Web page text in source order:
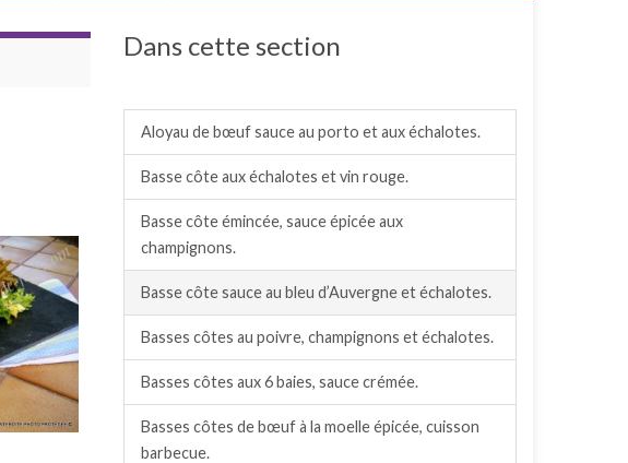
Dans cette section
Aloyau de bœuf sauce au porto et aux échalotes.
Basse côte aux échalotes et vin rouge.
Basse côte émincée, sauce épicée aux
champignons.
Basse côte sauce au bleu d’Auvergne et échalotes.
Basses côtes au poivre, champignons et échalotes.
Basses côtes aux 6 baies, sauce crémée.
Basses côtes de bœuf à la moelle épicée, cuisson
barbecue.